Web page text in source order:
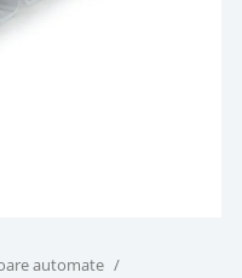
automate